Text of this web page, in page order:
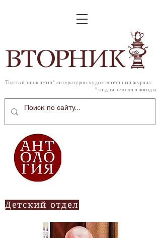
ВТОРНИК
Толстый зависимый* литературно-художественный журнал
* от дня недели и погоды
Детский отдел